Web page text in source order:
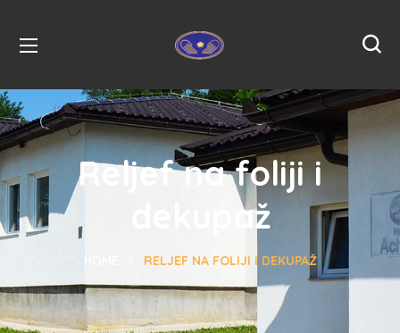
Reljef na foliji i
dekupaž
RELJEF NA FOLIJI I DEKUPAŽ